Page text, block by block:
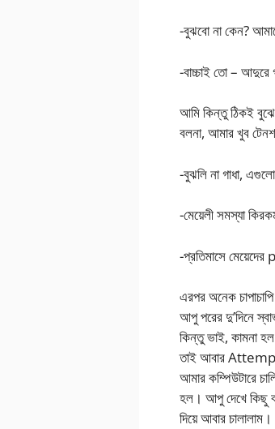
-বুঝবো না কেন?
-বাচ্চাই তো –
আমি কিন্তু ঠিকই
বলনা, আমার খুব
-বুঝলি না গাধা,
-মেয়েলী সমস্যা
-প্রতিমাসে
এরপর অনেক
আপু পরের দু’দিনে
কিন্তু ভাই, কামনা
তাই আবার Attempt
আমার কম্পিউটারে
হল। আপু দেখে কিছু
দিয়ে আবার